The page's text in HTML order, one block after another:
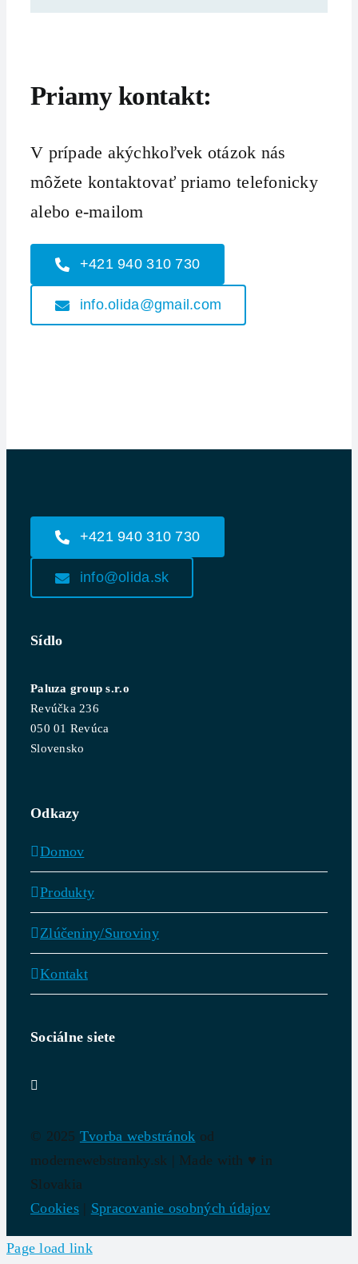
Priamy kontakt:
V prípade akýchkoľvek otázok nás
môžete kontaktovať priamo telefonicky
alebo e-mailom
+421 940 310 730
info.olida@gmail.com
+421 940 310 730
info@olida.sk
Sídlo
Paluza group s.r.o
Revúčka 236
050 01 Revúca
Slovensko
Odkazy
Domov
Produkty
Zlúčeniny/Suroviny
Kontakt
Sociálne siete
© 2025 Tvorba webstránok od
modernewebstranky.sk | Made with ♥ in
Slovakia
Cookies | Spracovanie osobných údajov
Page load link